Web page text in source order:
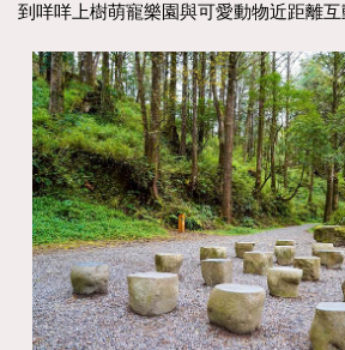
到咩咩上樹萌寵樂園與可愛動物近距離互